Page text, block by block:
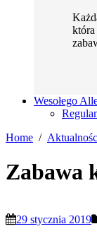
która
Wesołego
Home
Zabawa
29 stycznia 2019